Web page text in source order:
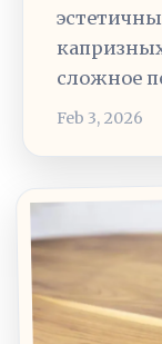
сложное
Feb 3, 2026